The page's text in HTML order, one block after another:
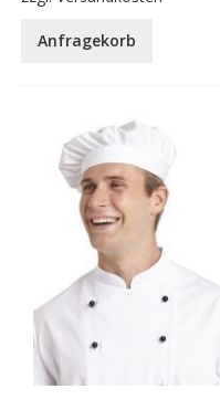
Anfragekorb